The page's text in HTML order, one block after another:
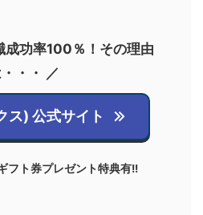
成功率100％！その理由
・・ ／
ス) 公式サイト
フト券プレゼント特典有!!